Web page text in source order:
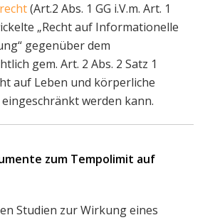
(Art.2 Abs. 1 GG i.V.m. Art. 1
„Recht auf Informationelle
gegenüber dem
gem. Art. 2 Abs. 2 Satz 1
auf Leben und körperliche
werden kann.
zum Tempolimit auf
Studien zur Wirkung eines